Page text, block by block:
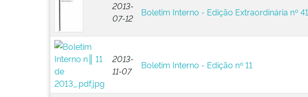
2013-
07-12
Boletim Interno - Edição Extraordinária nº 41
2013-
11-07
Boletim Interno - Edição nº 11